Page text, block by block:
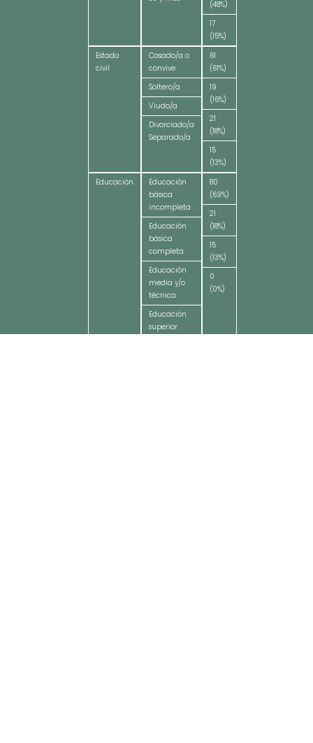
(48%)
17
(15%)
Estado
civil
Casado/a o
convive
Soltero/a
Viudo/a
Divorciado/a
Separado/a
61
(61%)
19
(16%)
21
(18%)
15
(13%)
Educación
Educación
básica
incompleta
Educación
básica
completa
Educación
media y/o
técnica
Educación
superior
80
(69%)
21
(18%)
15
(13%)
0
(0%)